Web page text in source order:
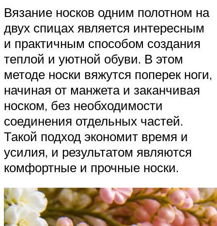
Вязание носков одним полотном на
двух спицах является интересным
и практичным способом создания
теплой и уютной обуви. В этом
методе носки вяжутся поперек ноги,
начиная от манжета и заканчивая
носком, без необходимости
соединения отдельных частей.
Такой подход экономит время и
усилия, и результатом являются
комфортные и прочные носки.